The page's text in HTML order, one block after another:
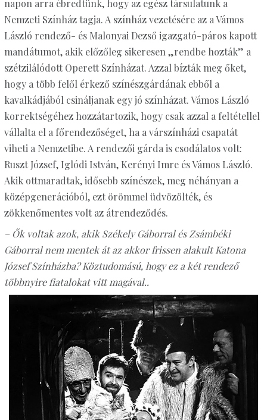
napon arra ébredtünk, hogy az egész társulatunk a
Nemzeti Színház tagja. A színház vezetésére az a Vámos
László rendező- és Malonyai Dezső igazgató-páros kapott
mandátumot, akik előzőleg sikeresen „rendbe hozták” a
szétzilálódott Operett Színházat. Azzal bízták meg őket,
hogy a több felől érkező színészgárdának ebből a
kavalkádjából csináljanak egy jó színházat. Vámos László
korrektségéhez hozzátartozik, hogy csak azzal a feltétellel
vállalta el a főrendezőséget, ha a várszínházi csapatát
viheti a Nemzetibe. A rendezői gárda is csodálatos volt:
Ruszt József, Iglódi István, Kerényi Imre és Vámos László.
Akik ottmaradtak, idősebb színészek, meg néhányan a
középgenerációból, ezt örömmel üdvözölték, és
zökkenőmentes volt az átrendeződés.
– Ők voltak azok, akik Székely Gáborral és Zsámbéki
Gáborral nem mentek át az akkor frissen alakult Katona
József Színházba? Köztudomású, hogy ez a két rendező
többnyire fiatalokat vitt magával..